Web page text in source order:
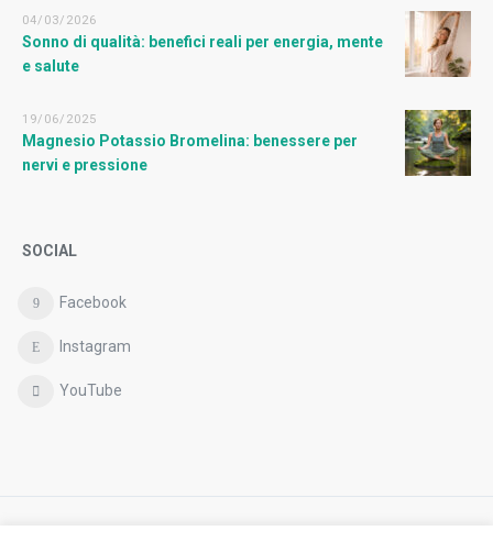
04/03/2026
Sonno di qualità: benefici reali per energia, mente
e salute
19/06/2025
Magnesio Potassio Bromelina: benessere per
nervi e pressione
SOCIAL
Facebook
Instagram
YouTube